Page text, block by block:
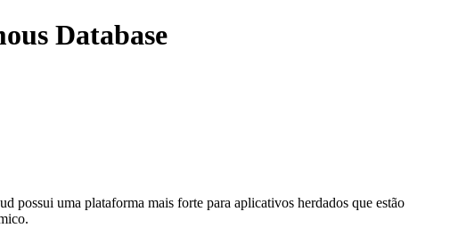
Database
possui uma plataforma mais forte para aplicativos herdados que estão